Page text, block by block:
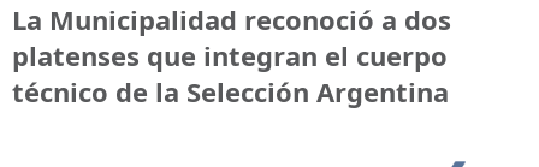
La Municipalidad reconoció a dos
platenses que integran el cuerpo
técnico de la Selección Argentina